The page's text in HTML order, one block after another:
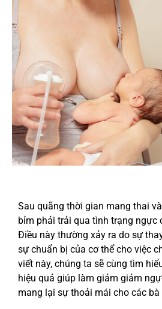
Sau quãng thời gian mang thai
bỉm phải trải qua tình trạng ngực
Điều này thường xảy ra do sự
sự chuẩn bị của cơ thể cho việc
viết này, chúng ta sẽ cùng tìm
hiệu quả giúp làm giảm giảm
mang lại sự thoải mái cho các bà